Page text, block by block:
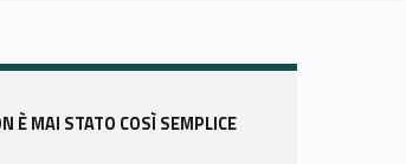
È MAI STATO COSÌ SEMPLICE